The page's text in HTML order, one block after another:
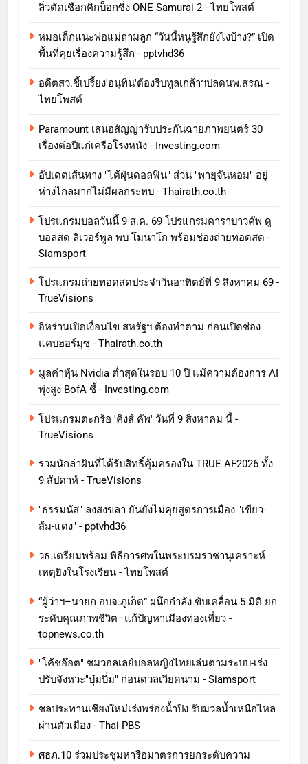
ลิ่วตัดเชือกคิกบ็อกซิ่ง ONE Samurai 2 - ไทยโพสต์
หมอเด็กแนะพ่อแม่ถามลูก “วันนี้หนูรู้สึกยังไงบ้าง?” เปิด
พื้นที่คุยเรื่องความรู้สึก - pptvhd36
อดีตสว.ชี้เปรี้ยง'อนุทิน'ต้องรีบทูลเกล้าฯปลดนพ.สรณ -
ไทยโพสต์
Paramount เสนอสัญญารับประกันฉายภาพยนตร์ 30
เรื่องต่อปีแก่เครือโรงหนัง - Investing.com
อัปเดตเส้นทาง "ไต้ฝุ่นดอลฟิน" ส่วน "พายุจันหอม" อยู่
ห่างไกลมากไม่มีผลกระทบ - Thairath.co.th
โปรแกรมบอลวันนี้ 9 ส.ค. 69 โปรแกรมคาราบาวคัพ ดู
บอลสด ลิเวอร์พูล พบ โมนาโก พร้อมช่องถ่ายทอดสด -
Siamsport
โปรแกรมถ่ายทอดสดประจำวันอาทิตย์ที่ 9 สิงหาคม 69 -
TrueVisions
อิหร่านเปิดเงื่อนไข สหรัฐฯ ต้องทำตาม ก่อนเปิดช่อง
แคบฮอร์มุซ - Thairath.co.th
มูลค่าหุ้น Nvidia ต่ำสุดในรอบ 10 ปี แม้ความต้องการ AI
พุ่งสูง BofA ชี้ - Investing.com
โปรแกรมตะกร้อ 'คิงส์ คัพ' วันที่ 9 สิงหาคม นี้ -
TrueVisions
รวมนักล่าฝันที่ได้รับสิทธิ์คุ้มครองใน TRUE AF2026 ทั้ง
9 สัปดาห์ - TrueVisions
"ธรรมนัส" ลงสงขลา ยันยังไม่คุยสูตรการเมือง "เขียว-
ส้ม-แดง" - pptvhd36
วธ.เตรียมพร้อม พิธีการศพในพระบรมราชานุเคราะห์
เหตุยิงในโรงเรียน - ไทยโพสต์
“ผู้ว่าฯ–นายก อบจ.ภูเก็ต” ผนึกกำลัง ขับเคลื่อน 5 มิติ ยก
ระดับคุณภาพชีวิต–แก้ปัญหาเมืองท่องเที่ยว -
topnews.co.th
"โค้ชอ๊อต" ชมวอลเลย์บอลหญิงไทยเล่นตามระบบ-เร่ง
ปรับจังหวะ"บุ๋มบิ๋ม" ก่อนดวลเวียดนาม - Siamsport
ชลประทานเชียงใหม่เร่งพร่องน้ำปิง รับมวลน้ำเหนือไหล
ผ่านตัวเมือง - Thai PBS
ศธภ.10 ร่วมประชุมหารือมาตรการยกระดับความ